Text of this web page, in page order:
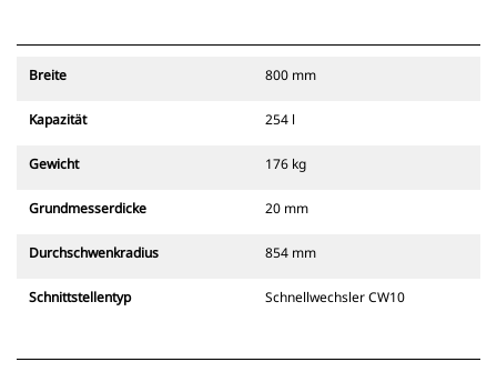
Breite 800 mm
Kapazität 254 l
Gewicht 176 kg
Grundmesserdicke 20 mm
Durchschwenkradius 854 mm
Schnittstellentyp Schnellwechsler CW10